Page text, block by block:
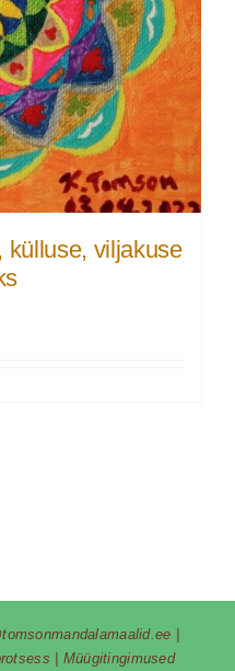
külluse, viljakuse
Müügitingimused